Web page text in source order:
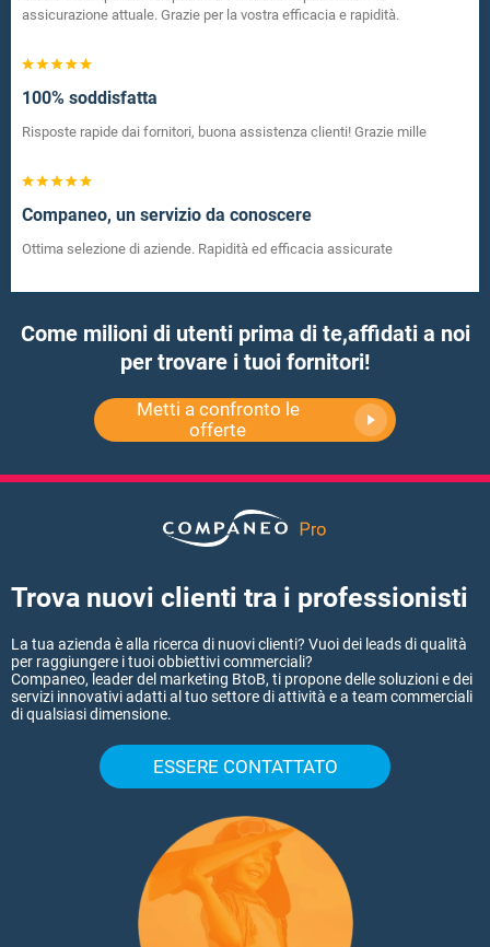
assicurazione attuale. Grazie per la vostra efficacia e rapidità.
100% soddisfatta
Risposte rapide dai fornitori, buona assistenza clienti! Grazie mille
Companeo, un servizio da conoscere
Ottima selezione di aziende. Rapidità ed efficacia assicurate
Come milioni di utenti prima di te,affidati a noi
per trovare i tuoi fornitori!
Metti a confronto le
offerte
Trova nuovi clienti tra i professionisti
La tua azienda è alla ricerca di nuovi clienti? Vuoi dei leads di qualità
per raggiungere i tuoi obbiettivi commerciali?
Companeo, leader del marketing BtoB, ti propone delle soluzioni e dei
servizi innovativi adatti al tuo settore di attività e a team commerciali
di qualsiasi dimensione.
ESSERE CONTATTATO